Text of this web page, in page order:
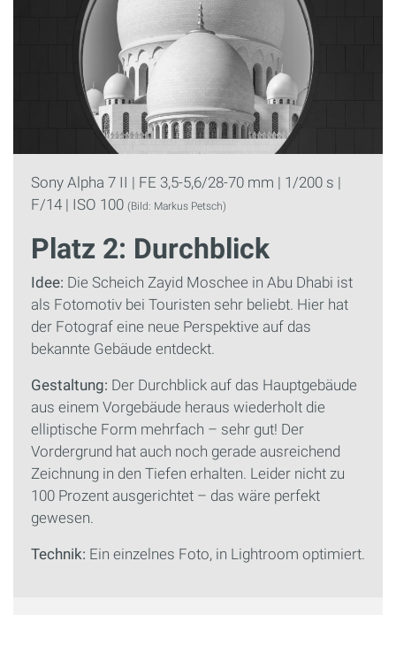
Sony Alpha 7 II | FE 3,5-5,6/28-70 mm | 1/200 s |
F/14 | ISO 100 (Bild: Markus Petsch)
Platz 2: Durchblick
Idee: Die Scheich Zayid Moschee in Abu Dhabi ist
als Fotomotiv bei Touristen sehr beliebt. Hier hat
der Fotograf eine neue Perspektive auf das
bekannte Gebäude entdeckt.
Gestaltung: Der Durchblick auf das Hauptgebäude
aus einem Vorgebäude heraus wiederholt die
elliptische Form mehrfach – sehr gut! Der
Vordergrund hat auch noch gerade ausreichend
Zeichnung in den Tiefen erhalten. Leider nicht zu
100 Prozent ausgerichtet – das wäre perfekt
gewesen.
Technik: Ein einzelnes Foto, in Lightroom optimiert.